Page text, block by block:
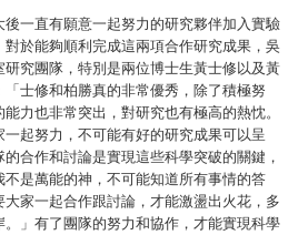
一直有願意一起努力的研究夥伴加入實驗
於能夠順利完成這兩項合作研究成果，吳
究團隊，特別是兩位博士生黃士修以及黃
士修和柏勝真的非常優秀，除了積極努
力也非常突出，對研究也有極高的熱忱。
起努力，不可能有好的研究成果可以呈
合作和討論是實現這些科學突破的關鍵，
是萬能的神，不可能知道所有事情的答
家一起合作跟討論，才能激盪出火花，多
」有了團隊的努力和協作，才能實現科學